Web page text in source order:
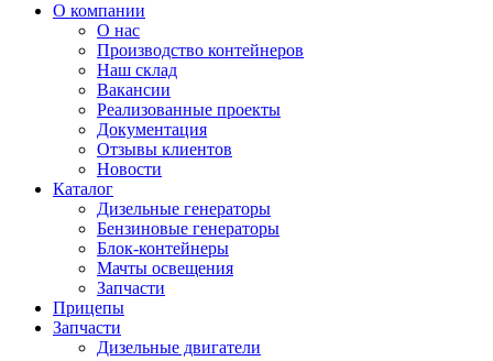
О компании
О нас
Производство контейнеров
Наш склад
Вакансии
Реализованные проекты
Документация
Отзывы клиентов
Новости
Каталог
Дизельные генераторы
Бензиновые генераторы
Блок-контейнеры
Мачты освещения
Запчасти
Прицепы
Запчасти
Дизельные двигатели